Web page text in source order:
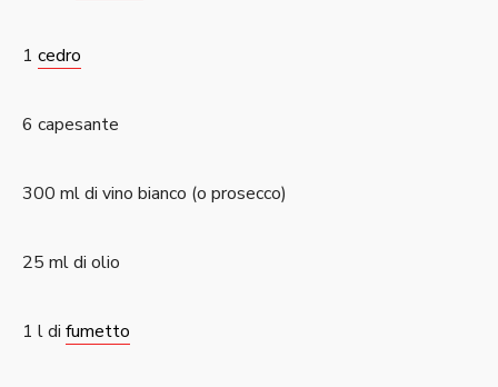
1 cedro
6 capesante
300 ml di vino bianco (o prosecco)
25 ml di olio
1 l di fumetto